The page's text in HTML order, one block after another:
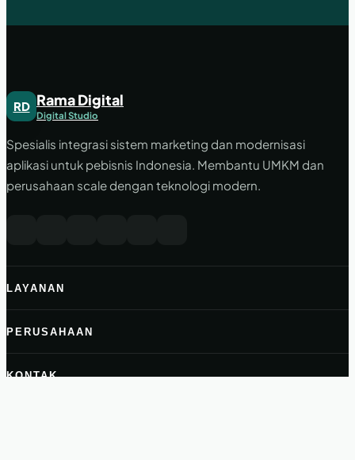
RD Rama Digital
Digital Studio
Spesialis integrasi sistem marketing dan modernisasi
aplikasi untuk pebisnis Indonesia. Membantu UMKM dan
perusahaan scale dengan teknologi modern.
LAYANAN
PERUSAHAAN
KONTAK